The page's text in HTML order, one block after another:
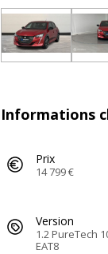
Informations
Prix
14 799 €
Version
1.2 PureTech
EAT8